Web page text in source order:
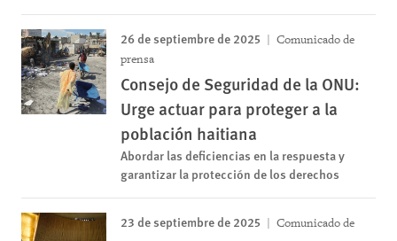
26 de septiembre de 2025
Comunicado de
prensa
Consejo de Seguridad de la ONU:
Urge actuar para proteger a la
población haitiana
Abordar las deficiencias en la respuesta y
garantizar la protección de los derechos
23 de septiembre de 2025
Comunicado de